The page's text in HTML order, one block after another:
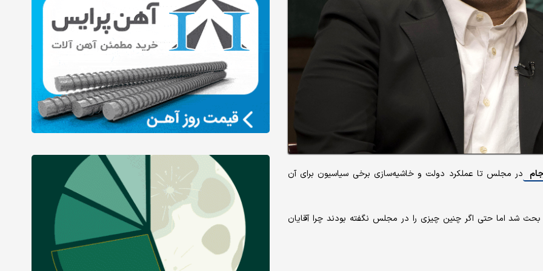
در مجلس تا عملکرد دولت و خاشیه‌سازی برخی سیاسیون برای آن
شد اما حتی اگر چنین چیزی را در مجلس نگفته بودند چرا آقایان